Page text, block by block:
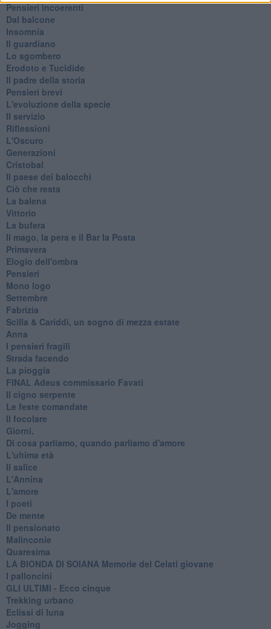
Pensieri incoerenti
Dal balcone
Insomnia
Il guardiano
Lo sgombero
Erodoto e Tucidide
Il padre della storia
Pensieri brevi
L'evoluzione della specie
Il servizio
Riflessioni
L'Oscuro
Generazioni
Cristobal
Il paese dei balocchi
Ciò che resta
La balena
Vittorio
La bufera
Il mago, la pera e il Bar la Posta
Primavera
Elogio dell'ombra
Pensieri
Mono logo
Settembre
Fabrizia
​Scilla & Cariddi, un sogno di mezza estate
Anna
I pensieri fragili
Strada facendo
La pioggia
FINAL Adeus commissario Favati
Il cigno serpente
Le feste comandate
Il focolare
Giorni.
Di cosa parliamo, quando parliamo d'amore
L'ultima età
Il salice
L'Annina
L'amore
I poeti
De mente
Il pensionato
Malinconie
Quaresima
LA BIONDA DI SOIANA Memorie del Celati giovane
I palloncini
GLI ULTIMI - Ecco cinque
Trekking urbano
Eclissi di luna
Jogging